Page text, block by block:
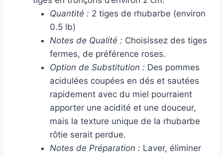
Quantité : 2 tiges de rhubarbe (environ
0.5 lb)
Notes de Qualité : Choisissez des tiges
fermes, de préférence roses.
Option de Substitution : Des pommes
acidulées coupées en dés et sautées
rapidement avec du miel pourraient
apporter une acidité et une douceur,
mais la texture unique de la rhubarbe
rôtie serait perdue.
Notes de Préparation : Laver, éliminer